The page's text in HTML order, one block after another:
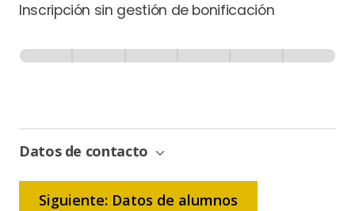
Inscripción sin gestión de bonificación
-
Bonificación
Datos de contacto
Siguiente: Datos de alumnos